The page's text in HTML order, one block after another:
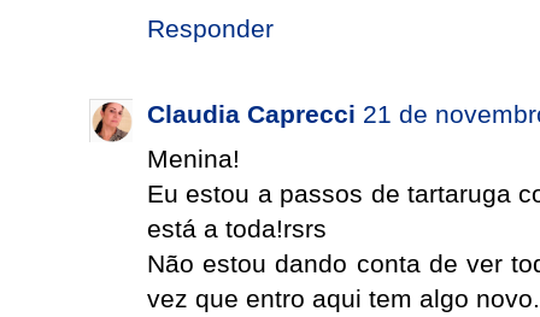
Responder
Claudia Caprecci 21 de
Menina!
Eu estou a passos de tartaruga
está a toda!rsrs
Não estou dando conta de ver
vez que entro aqui tem algo